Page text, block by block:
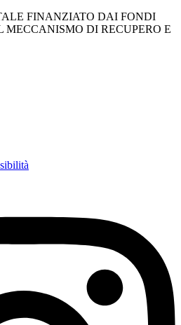
FINANZIATO DAI FONDI
DI RECUPERO E